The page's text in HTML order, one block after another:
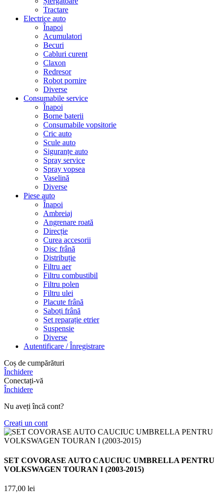
Tractare
Electrice auto
Înapoi
Acumulatori
Becuri
Cabluri curent
Claxon
Redresor
Robot pornire
Diverse
Consumabile service
Înapoi
Borne baterii
Consumabile vopsitorie
Cric auto
Scule auto
Siguranțe auto
Spray service
Spray vopsea
Vaselină
Diverse
Piese auto
Înapoi
Ambreiaj
Angrenare roată
Direcție
Curea accesorii
Disc frână
Distribuție
Filtru aer
Filtru combustibil
Filtru polen
Filtru ulei
Placute frână
Saboți frână
Set reparație etrier
Suspensie
Diverse
Autentificare / Înregistrare
Coș de cumpărături
Închidere
Conectați-vă
Închidere
Nu aveți încă cont?
Creați un cont
SET COVORASE AUTO CAUCIUC UMBRELLA PENTRU
VOLKSWAGEN TOURAN I (2003-2015)
177,00 lei